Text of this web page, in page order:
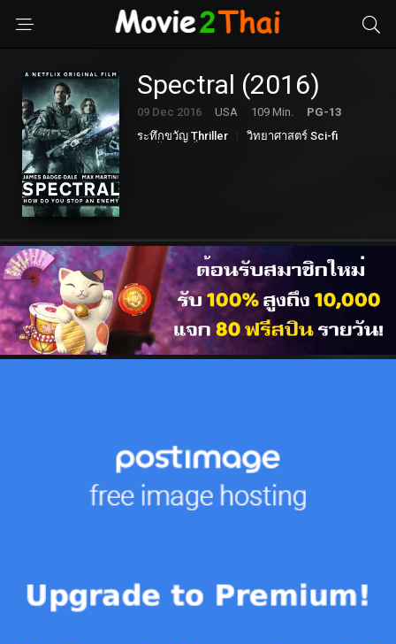
Spectral (2016)
09 Dec 2016 USA 109 Min.
PG-13
ระทึกขวัญ Thriller
วิทยาศาสตร์ Sci-fi